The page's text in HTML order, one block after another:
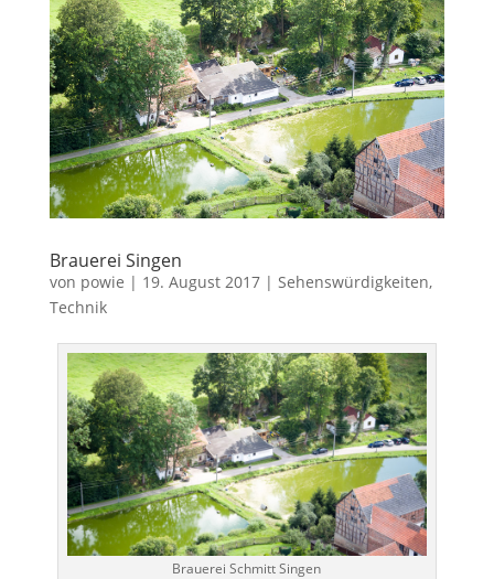
Brauerei Singen
von powie | 19. August 2017| Sehenswürdigkeiten,
Technik
Brauerei Schmitt Singen